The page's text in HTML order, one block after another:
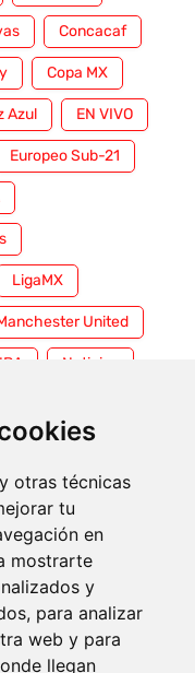
otras técnicas
tu
en
mostrarte
y
para analizar
web y para
llegan
Concacaf
Copa MX
Azul EN VIVO
Europeo Sub-21
LigaMX
United
Noticias
Serie A
UFC WWE
Copa del Mundo de la
Liga MX, LALIGA. Toda